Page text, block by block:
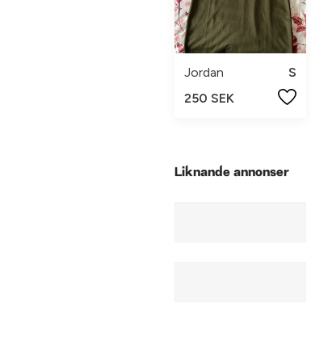
Jordan
S
250 SEK
Liknande annonser